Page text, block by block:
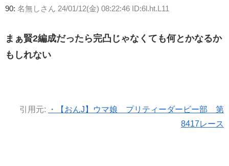
90: 名無しさん 24/01/12(金) 08:22:46 ID:6l.ht.L11
まぁ賢2編成だったら完凸じゃなくても何とかなるか
もしれない
引用元:
・【おんJ】ウマ娘 プリティーダービー部 第
8417レース